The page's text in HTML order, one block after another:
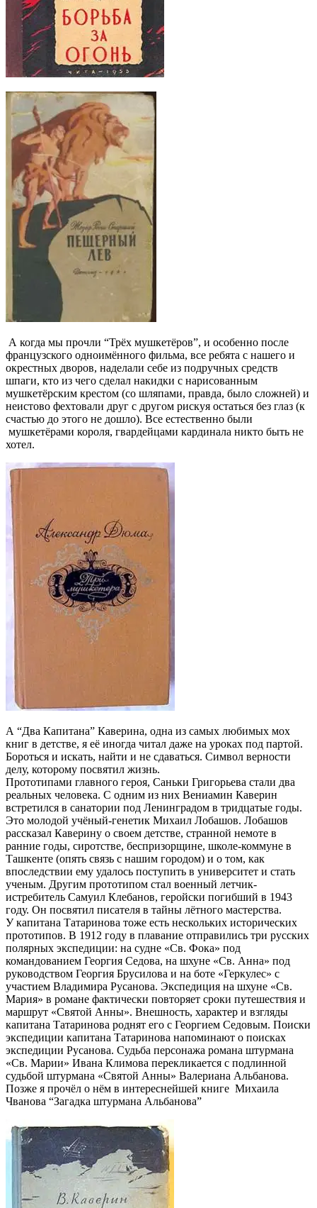
А когда мы прочли “Трёх мушкетёров”, и особенно после
французского одноимённого фильма, все ребята с нашего и
окрестных дворов, наделали себе из подручных средств
шпаги, кто из чего сделал накидки с нарисованным
мушкетёрским крестом (со шляпами, правда, было сложней) и
неистово фехтовали друг с другом рискуя остаться без глаз (к
счастью до этого не дошло). Все естественно были
мушкетёрами короля, гвардейцами кардинала никто быть не
хотел.
А “Два Капитана” Каверина, одна из самых любимых мох
книг в детстве, я её иногда читал даже на уроках под партой.
Бороться и искать, найти и не сдаваться. Символ верности
делу, которому посвятил жизнь.
Прототипами главного героя, Саньки Григорьева стали два
реальных человека. С одним из них Вениамин Каверин
встретился в санатории под Ленинградом в тридцатые годы.
Это молодой учёный-генетик Михаил Лобашов. Лобашов
рассказал Каверину о своем детстве, странной немоте в
ранние годы, сиротстве, беспризорщине, школе-коммуне в
Ташкенте (опять связь с нашим городом) и о том, как
впоследствии ему удалось поступить в университет и стать
ученым. Другим прототипом стал военный летчик-
истребитель Самуил Клебанов, геройски погибший в 1943
году. Он посвятил писателя в тайны лётного мастерства.
У капитана Татаринова тоже есть нескольких исторических
прототипов. В 1912 году в плавание отправились три русских
полярных экспедиции: на судне «Св. Фока» под
командованием Георгия Седова, на шхуне «Св. Анна» под
руководством Георгия Брусилова и на боте «Геркулес» с
участием Владимира Русанова. Экспедиция на шхуне «Св.
Мария» в романе фактически повторяет сроки путешествия и
маршрут «Святой Анны». Внешность, характер и взгляды
капитана Татаринова роднят его с Георгием Седовым. Поиски
экспедиции капитана Татаринова напоминают о поисках
экспедиции Русанова. Судьба персонажа романа штурмана
«Св. Марии» Ивана Климова перекликается с подлинной
судьбой штурмана «Святой Анны» Валериана Альбанова.
Позже я прочёл о нём в интереснейшей книге Михаила
Чванова “Загадка штурмана Альбанова”